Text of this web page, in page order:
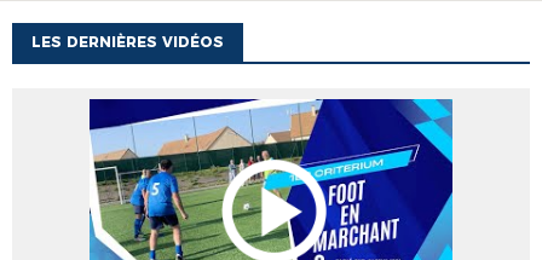
LES DERNIÈRES VIDÉOS